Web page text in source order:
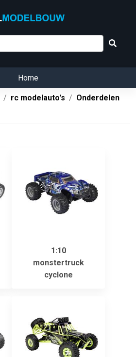
Home
rc modelauto's
Onderdelen
1:10
monstertruck
cyclone